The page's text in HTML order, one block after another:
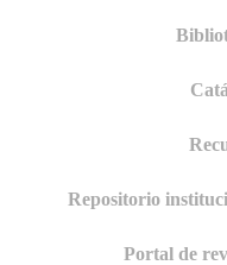
Repositorio
Portal de